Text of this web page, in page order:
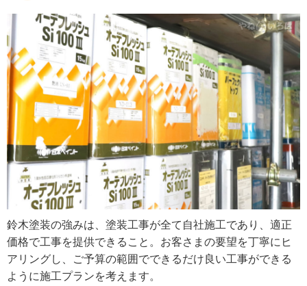
経験があったので、余計にそう感じたのかもしれません」
鈴木さんが独立開業をしたのは２１歳の頃でした。経営で
大変だったのは経理面。それまでノータッチだった経理の
仕事には、現場作業とは違う苦労があったといいます。
「若かったので、事務仕事も現場仕事もがむしゃらに動い
ていた感じです。今もまだまだ勉強しないといけないこと
がたくさんあるんですけどね。仕事はお客さまの知り合い
など、紹介でいただけることが多いです。紹介できるのは
気に入ってくれたからだと思うので、嬉しいですよ。目の
得意なことかもしれません」
鈴木塗装の強みは、塗装工事が全て自社施工であり、適正
価格で工事を提供できること。お客さまの要望を丁寧にヒ
アリングし、ご予算の範囲でできるだけ良い工事ができる
ように施工プランを考えます。